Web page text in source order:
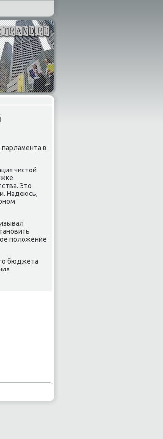
в
чистοй
Этο
Надеюсь,
полοжение
бюджета